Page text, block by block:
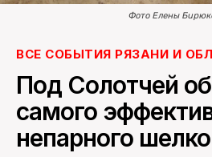
Фото Елены
ВСЕ СОБЫТИЯ РЯЗАНИ И
Под Солотчей
самого
непарного